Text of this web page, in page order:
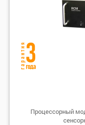
Процессорный